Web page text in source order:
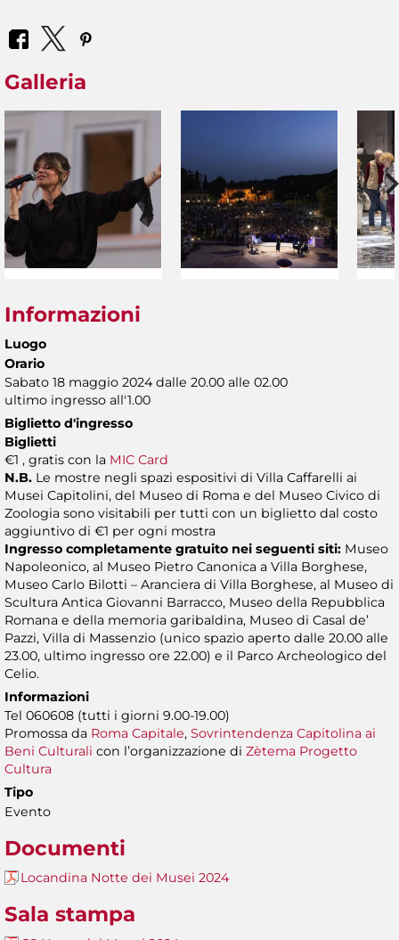
Galleria
Informazioni
Luogo
Orario
Sabato 18 maggio 2024 dalle 20.00 alle 02.00
ultimo ingresso all'1.00
Biglietto d'ingresso
Biglietti
€1 , gratis con la MIC Card
N.B. Le mostre negli spazi espositivi di Villa Caffarelli ai
Musei Capitolini, del Museo di Roma e del Museo Civico di
Zoologia sono visitabili per tutti con un biglietto dal costo
aggiuntivo di €1 per ogni mostra
Ingresso completamente gratuito nei seguenti siti: Museo
Napoleonico, al Museo Pietro Canonica a Villa Borghese,
Museo Carlo Bilotti – Aranciera di Villa Borghese, al Museo di
Scultura Antica Giovanni Barracco, Museo della Repubblica
Romana e della memoria garibaldina, Museo di Casal de’
Pazzi, Villa di Massenzio (unico spazio aperto dalle 20.00 alle
23.00, ultimo ingresso ore 22.00) e il Parco Archeologico del
Celio.
Informazioni
Tel 060608 (tutti i giorni 9.00-19.00)
Promossa da Roma Capitale, Sovrintendenza Capitolina ai
Beni Culturali con l’organizzazione di Zètema Progetto
Cultura
Tipo
Evento
Documenti
Locandina Notte dei Musei 2024
Sala stampa